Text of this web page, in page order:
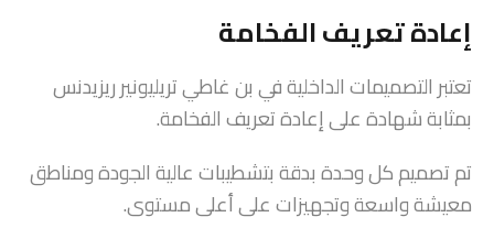
إعادة تعريف الفخامة
تعتبر التصميمات الداخلية في بن غاطي تريليونير ريزيدنس
بمثابة شهادة على إعادة تعريف الفخامة.
تم تصميم كل وحدة بدقة بتشطيبات عالية الجودة ومناطق
معيشة واسعة وتجهيزات على أعلى مستوى.